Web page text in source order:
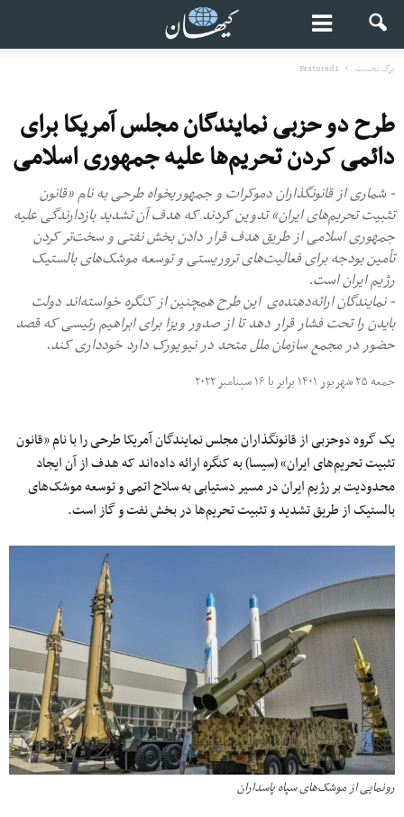
برگ نخست Featured1
طرح دو حزبی نمایندگان مجلس آمریکا برای
دائمی کردن تحریم‌ها علیه جمهوری اسلامی
- شماری از قانونگذاران دموکرات و جمهوریخواه طرحی به نام «قانون
تثبیت تحریم‌های ایران» تدوین کردند که هدف آن تشدید بازدارندگی علیه
جمهوری اسلامی از طریق هدف قرار دادن بخش نفتی و سخت‌تر کردن
تأمین بودجه برای فعالیت‌های تروریستی و توسعه موشک‌های بالستیک
رژیم ایران است.
- نمایندگان ارائه‌دهنده‌ی این طرح همچنین از کنگره خواسته‌اند دولت
بایدن را تحت فشار قرار دهد تا از صدور ویزا برای ابراهیم رئیسی که قصد
حضور در مجمع سازمان ملل متحد در نیویورک دارد خودداری کند.
جمعه ۲۵ شهریور ۱۴۰۱ برابر با ۱۶ سپتامبر ۲۰۲۲
یک گروه دوحزبی از قانونگذاران مجلس نمایندگان آمریکا طرحی را با نام «قانون
تثبیت تحریم‌های ایران» (سیسا) به کنگره ارائه داده‌اند که هدف از آن ایجاد
محدودیت بر رژیم ایران در مسیر دستیابی به سلاح اتمی و توسعه موشک‌های
بالستیک از طریق تشدید و تثبیت تحریم‌ها در بخش نفت و گاز است.
رونمایی از موشک‌های سپاه پاسداران